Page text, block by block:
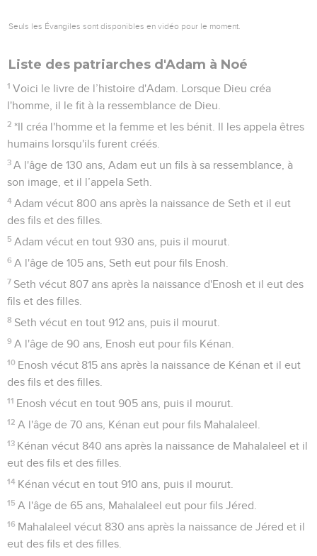
Seuls les Évangiles sont disponibles en vidéo pour le moment.
Liste des patriarches d'Adam à Noé
1 Voici le livre de l’histoire d'Adam. Lorsque Dieu créa
l'homme, il le fit à la ressemblance de Dieu.
2 *Il créa l'homme et la femme et les bénit. Il les appela êtres
humains lorsqu'ils furent créés.
3 A l'âge de 130 ans, Adam eut un fils à sa ressemblance, à
son image, et il l’appela Seth.
4 Adam vécut 800 ans après la naissance de Seth et il eut
des fils et des filles.
5 Adam vécut en tout 930 ans, puis il mourut.
6 A l'âge de 105 ans, Seth eut pour fils Enosh.
7 Seth vécut 807 ans après la naissance d'Enosh et il eut des
fils et des filles.
8 Seth vécut en tout 912 ans, puis il mourut.
9 A l'âge de 90 ans, Enosh eut pour fils Kénan.
10 Enosh vécut 815 ans après la naissance de Kénan et il eut
des fils et des filles.
11 Enosh vécut en tout 905 ans, puis il mourut.
12 A l'âge de 70 ans, Kénan eut pour fils Mahalaleel.
13 Kénan vécut 840 ans après la naissance de Mahalaleel et il
eut des fils et des filles.
14 Kénan vécut en tout 910 ans, puis il mourut.
15 A l'âge de 65 ans, Mahalaleel eut pour fils Jéred.
16 Mahalaleel vécut 830 ans après la naissance de Jéred et il
eut des fils et des filles.